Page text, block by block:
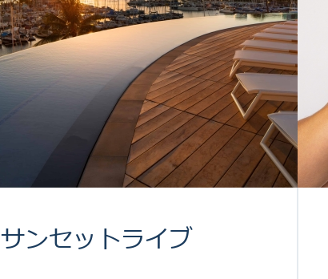
サンセットライブ